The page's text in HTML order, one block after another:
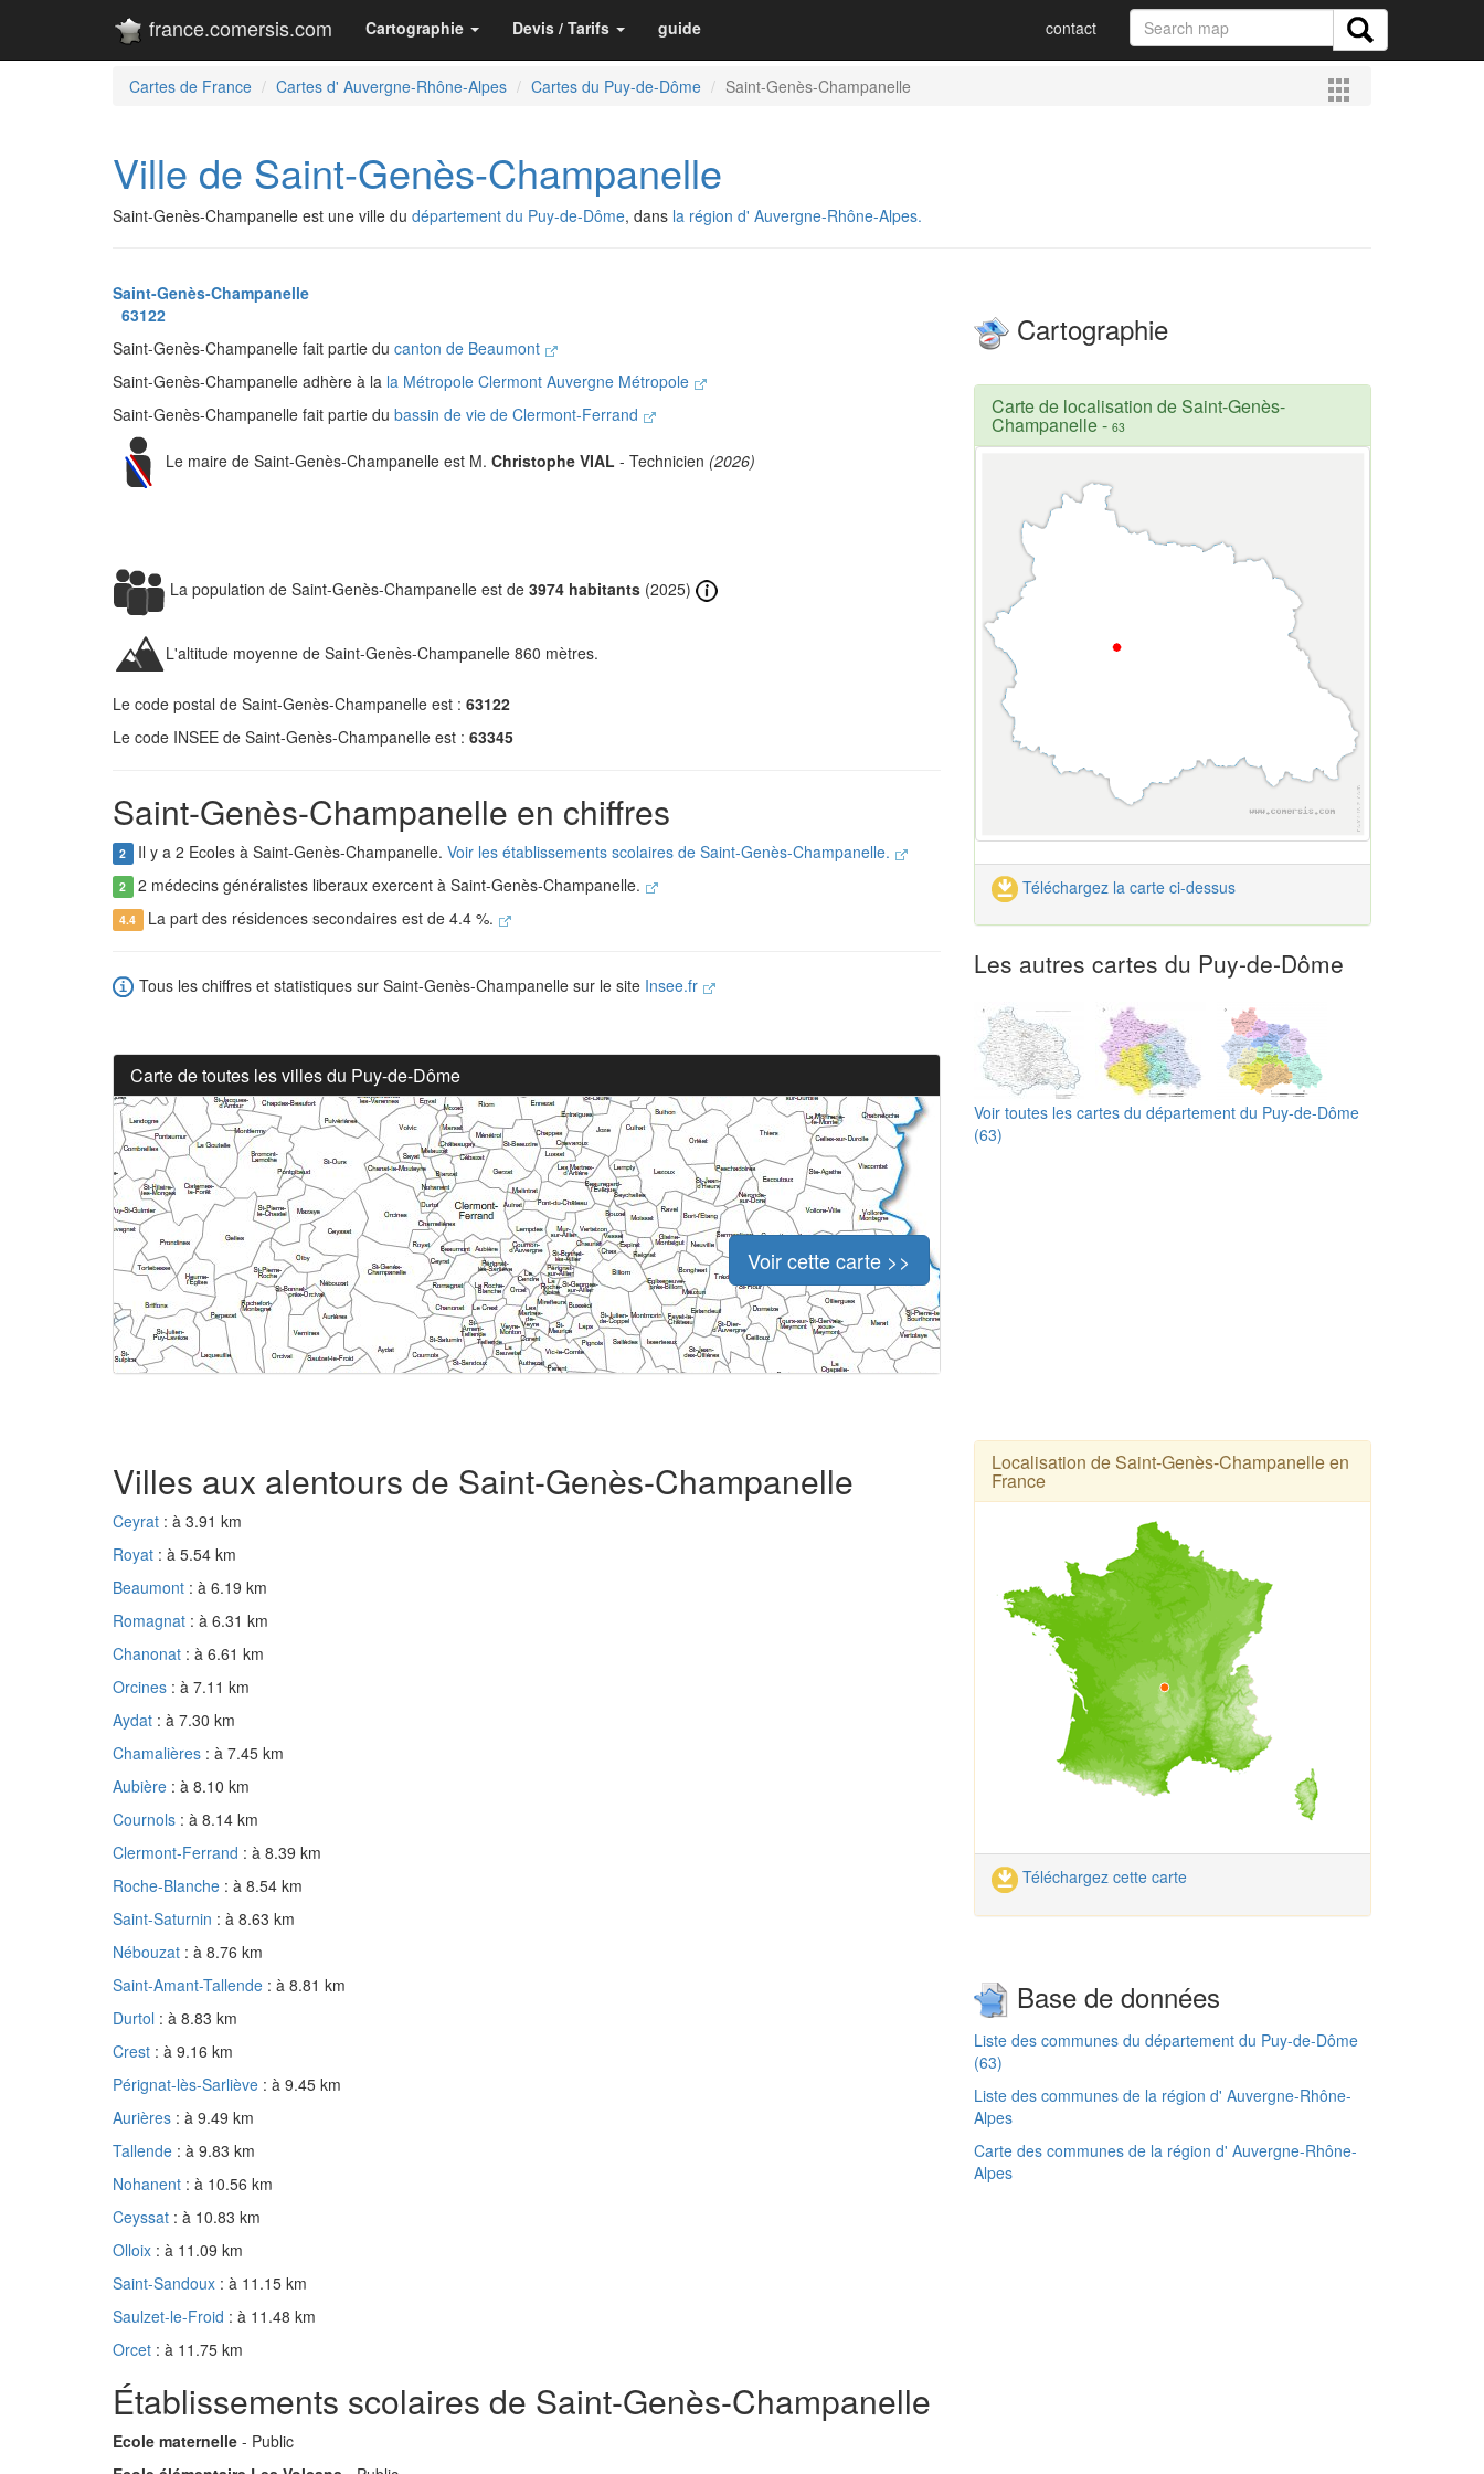
france.comersis.com Cartographie Devis / Tarifs guide contact
Cartes de France Cartes d' Auvergne-Rhône-Alpes Cartes du Puy-de-Dôme Saint-Genès-Champanelle
Ville de Saint-Genès-Champanelle
Saint-Genès-Champanelle est une ville du département du Puy-de-Dôme, dans la région d' Auvergne-Rhône-Alpes.
Saint-Genès-Champanelle
63122
Saint-Genès-Champanelle fait partie du canton de Beaumont
Saint-Genès-Champanelle adhère à la la Métropole Clermont Auvergne Métropole
Saint-Genès-Champanelle fait partie du bassin de vie de Clermont-Ferrand
Le maire de Saint-Genès-Champanelle est M. Christophe VIAL - Technicien (2026)
La population de Saint-Genès-Champanelle est de 3974 habitants (2025)
L'altitude moyenne de Saint-Genès-Champanelle 860 mètres.
Le code postal de Saint-Genès-Champanelle est : 63122
Le code INSEE de Saint-Genès-Champanelle est : 63345
Saint-Genès-Champanelle en chiffres
2 Il y a 2 Ecoles à Saint-Genès-Champanelle. Voir les établissements scolaires de Saint-Genès-Champanelle.
2 2 médecins généralistes liberaux exercent à Saint-Genès-Champanelle.
4.4 La part des résidences secondaires est de 4.4 %.
Tous les chiffres et statistiques sur Saint-Genès-Champanelle sur le site Insee.fr
Carte de toutes les villes du Puy-de-Dôme
Voir cette carte >>
Cartographie
Carte de localisation de Saint-Genès-
Champanelle- 63
Téléchargez la carte ci-dessus
Les autres cartes du Puy-de-Dôme
Voir toutes les cartes du département du Puy-de-Dôme
(63)
Villes aux alentours de Saint-Genès-Champanelle
Ceyrat : à 3.91 km
Royat : à 5.54 km
Beaumont : à 6.19 km
Romagnat : à 6.31 km
Chanonat : à 6.61 km
Orcines : à 7.11 km
Aydat : à 7.30 km
Chamalières : à 7.45 km
Aubière : à 8.10 km
Cournols : à 8.14 km
Clermont-Ferrand : à 8.39 km
Roche-Blanche : à 8.54 km
Saint-Saturnin : à 8.63 km
Nébouzat : à 8.76 km
Saint-Amant-Tallende : à 8.81 km
Durtol : à 8.83 km
Crest : à 9.16 km
Pérignat-lès-Sarliève : à 9.45 km
Aurières : à 9.49 km
Tallende : à 9.83 km
Nohanent : à 10.56 km
Ceyssat : à 10.83 km
Olloix : à 11.09 km
Saint-Sandoux : à 11.15 km
Saulzet-le-Froid : à 11.48 km
Orcet : à 11.75 km
Établissements scolaires de Saint-Genès-Champanelle
Ecole maternelle - Public
Localisation de Saint-Genès-Champanelle en
France
Téléchargez cette carte
Base de données
Liste des communes du département du Puy-de-Dôme
(63)
Liste des communes de la région d' Auvergne-Rhône-
Alpes
Carte des communes de la région d' Auvergne-Rhône-
Alpes